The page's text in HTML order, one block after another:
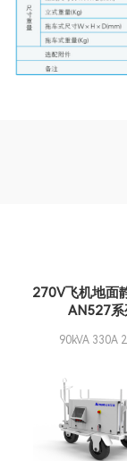
270V飞机地面
AN527系
90kVA 330A